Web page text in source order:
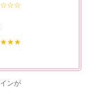
ンが